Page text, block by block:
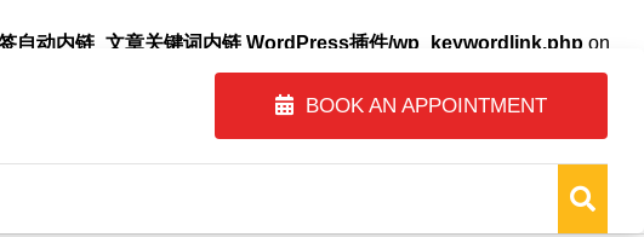
动内链_文章关键词内链 WordPress插件/wp_keywordlink.php on
BOOK AN APPOINTMENT